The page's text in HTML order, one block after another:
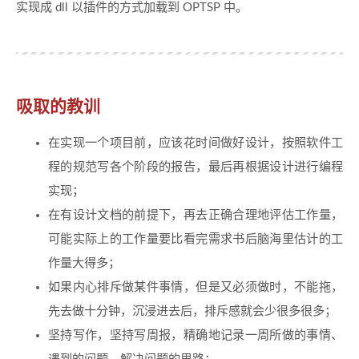
实现成 dll 以插件的方式加载到 OPTSP 中。
吸取的教训
在实现一个项目前，应该花时间做好设计，按照软件工
程的规范写各个阶段的报告，最后再根据设计进行编程
实现；
在有设计文档的前提下，再去正确合理地评估工作量，
可能实际上的工作量要比看完需求书后脑海里估计的工
作量大得多；
如果内心排斥做某件事情，但是又必须做时，不能拖，
先去做十分钟，沉浸进去后，排斥感就会少很多很多；
坚持写作，坚持写周报，精确地记录一周所做的事情、